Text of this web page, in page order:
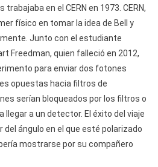
en el CERN en 1973. CERN,
físico en tomar la idea de Bell y
Junto con el estudiante
Freedman, quien falleció en 2012,
para enviar dos fotones
opuestas hacia filtros de
serían bloqueados por los filtros o
llegar a un detector. El éxito del viaje
ángulo en el que esté polarizado
mostrarse por su compañero